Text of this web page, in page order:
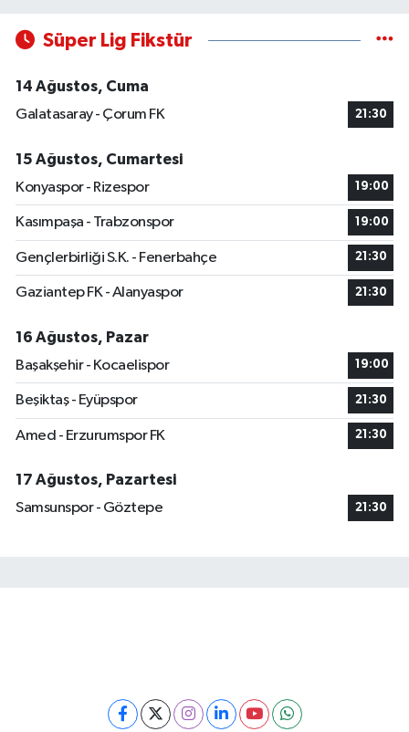
Süper Lig Fikstür
14 Ağustos, Cuma
Galatasaray - Çorum FK
21:30
15 Ağustos, Cumartesi
Konyaspor - Rizespor
19:00
Kasımpaşa - Trabzonspor 19:00
Gençlerbirliği S.K. - Fenerbahçe 21:30
Gaziantep FK - Alanyaspor 21:30
16 Ağustos, Pazar
Başakşehir - Kocaelispor
19:00
Beşiktaş - Eyüpspor 21:30
Amed - Erzurumspor FK 21:30
17 Ağustos, Pazartesi
Samsunspor - Göztepe
21:30